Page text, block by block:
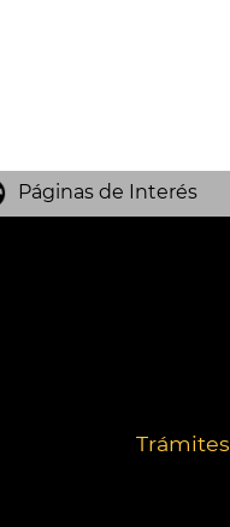
Páginas de Interés
Trámites